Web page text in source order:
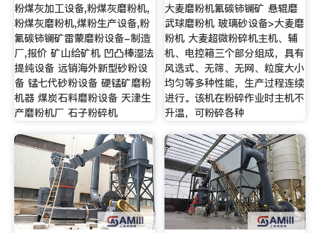
粉煤灰加工设备,粉煤灰磨粉机,
粉煤灰磨粉机,煤粉生产设备,粉
氟碳铈镧矿雷蒙磨粉设备-制造
厂,报价 矿山给矿机 凹凸棒湿法
提纯设备 远销海外新型砂粉设
备 锰七代砂粉设备 硬锰矿磨粉
机器 煤炭石料磨粉设备 天津生
产磨粉机厂 石子粉碎机
大麦磨粉机氟碳铈镧矿 悬辊磨
武球磨粉机 玻璃砂设备>大麦磨
粉机 大麦超微粉碎机主机、辅
机、电控箱三个部分组成，具有
风选式、无筛、无网、粒度大小
均匀等多种性能，生产过程连续
进行。该机在粉碎作业时主机不
升温，可粉碎各种